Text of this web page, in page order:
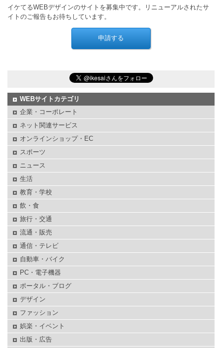
イケてるWEBデザインのサイトを募集中です。リニューアルされたサ
イトのご報告もお待ちしています。
WEBサイトカテゴリ
企業・コーポレート
ネット関連サービス
オンラインショップ・EC
スポーツ
ニュース
生活
教育・学校
飲・食
旅行・交通
流通・販売
通信・テレビ
自動車・バイク
PC・電子機器
ポータル・ブログ
デザイン
ファッション
娯楽・イベント
出版・広告